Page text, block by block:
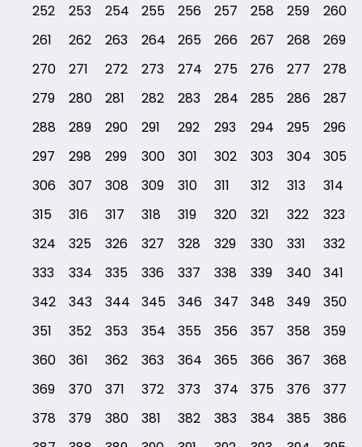
252
253 254 255 256 257 258 259
260
261
262 263 264 265 266 267 268
269
270
271 272 273 274 275 276 277
278
279
280 281 282 283 284 285 286
287
288
289 290 291 292 293 294 295
296
297
298 299 300 301 302 303 304
305
306
307 308 309 310 311 312 313
314
315
316 317 318 319 320 321 322
323
324
325 326 327 328 329 330 331
332
333
334 335 336 337 338 339 340
341
342
343 344 345 346 347 348 349
350
351
352 353 354 355 356 357 358
359
360
361 362 363 364 365 366 367
368
369
370 371 372 373 374 375 376
377
378
379 380 381 382 383 384 385
386